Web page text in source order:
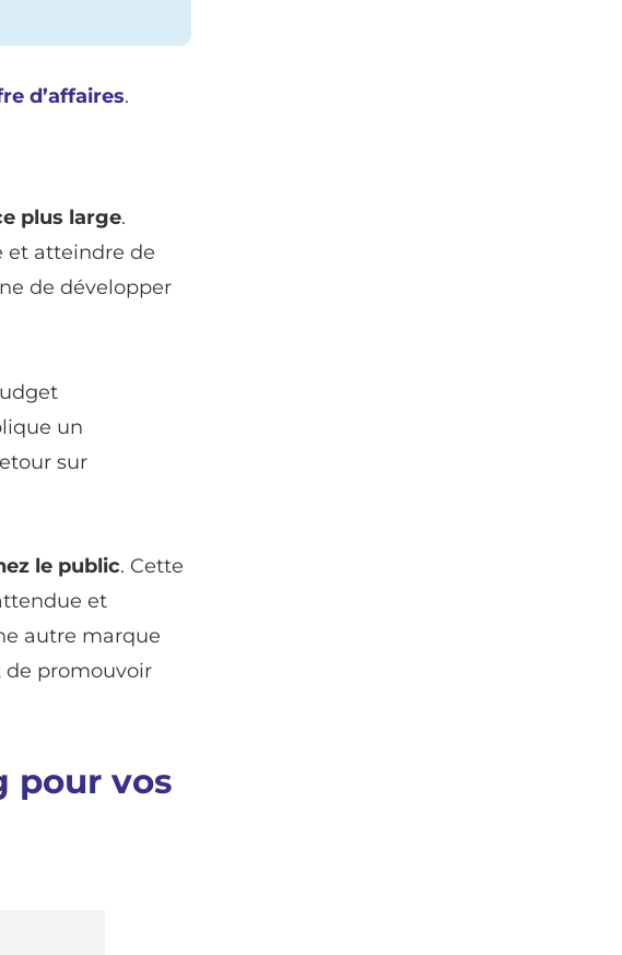
d’affaires.
plus large.
et atteindre de
de développer
un
sur
le public. Cette
et
autre marque
de promouvoir
pour vos